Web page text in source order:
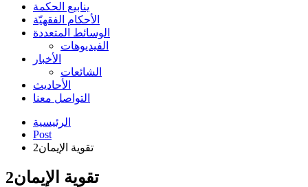
ينابيع الحكمة
الأحکام الفقهیّة
الوسائط المتعددة
الفیدیوهات
الأخبار
الشائعات
الأحادیث
التواصل معنا
الرئيسية
Post
تقوية الإيمان2
تقوية الإيمان2